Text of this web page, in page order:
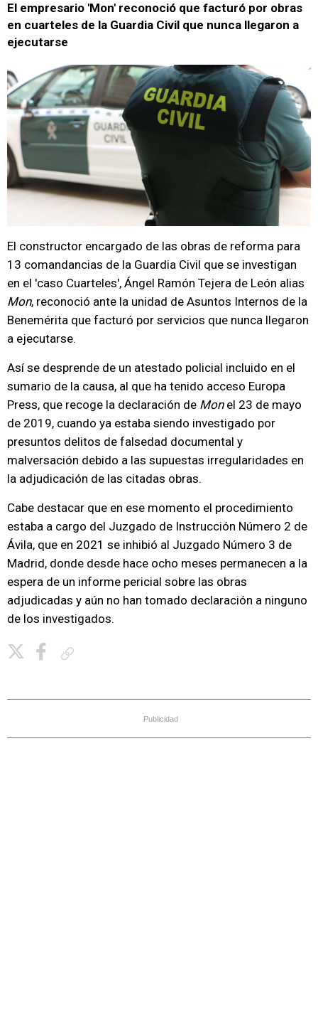
El empresario 'Mon' reconoció que facturó por obras
en cuarteles de la Guardia Civil que nunca llegaron a
ejecutarse
El constructor encargado de las obras de reforma para
13 comandancias de la Guardia Civil que se investigan
en el 'caso Cuarteles', Ángel Ramón Tejera de León alias
Mon, reconoció ante la unidad de Asuntos Internos de la
Benemérita que facturó por servicios que nunca llegaron
a ejecutarse.
Así se desprende de un atestado policial incluido en el
sumario de la causa, al que ha tenido acceso Europa
Press, que recoge la declaración de Monel 23 de mayo
de 2019, cuando ya estaba siendo investigado por
presuntos delitos de falsedad documental y
malversación debido a las supuestas irregularidades en
la adjudicación de las citadas obras.
Cabe destacar que en ese momento el procedimiento
estaba a cargo del Juzgado de Instrucción Número 2 de
Ávila, que en 2021 se inhibió al Juzgado Número 3 de
Madrid, donde desde hace ocho meses permanecen a la
espera de un informe pericial sobre las obras
adjudicadas y aún no han tomado declaración a ninguno
de los investigados.
Publicidad